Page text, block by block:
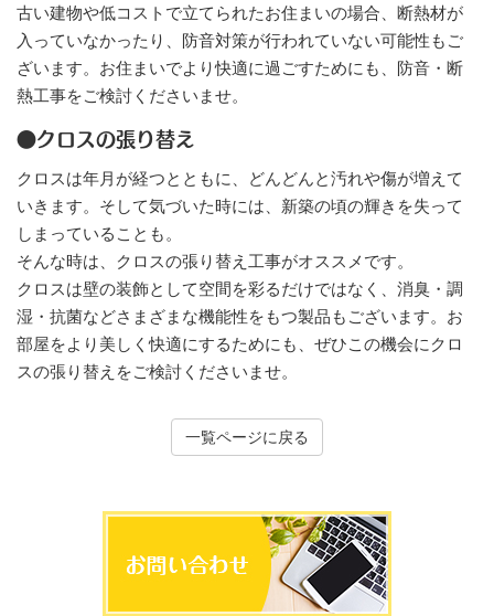
古い建物や低コストで立てられたお住まいの場合、断熱材が
入っていなかったり、防音対策が行われていない可能性もご
ざいます。お住まいでより快適に過ごすためにも、防音・断
熱工事をご検討くださいませ。
●クロスの張り替え
クロスは年月が経つとともに、どんどんと汚れや傷が増えて
いきます。そして気づいた時には、新築の頃の輝きを失って
しまっていることも。
そんな時は、クロスの張り替え工事がオススメです。
クロスは壁の装飾として空間を彩るだけではなく、消臭・調
湿・抗菌などさまざまな機能性をもつ製品もございます。お
部屋をより美しく快適にするためにも、ぜひこの機会にクロ
スの張り替えをご検討くださいませ。
一覧ページに戻る